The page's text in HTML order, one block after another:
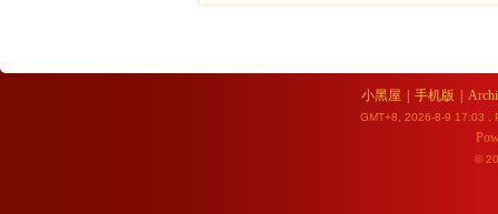
小黑屋 手机版
GMT+8, 2026-8-9 17:03 ,
©